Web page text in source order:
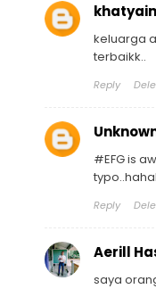
keluarga
terbaikk..
Reply
#EFG is
Reply
Aerill
saya